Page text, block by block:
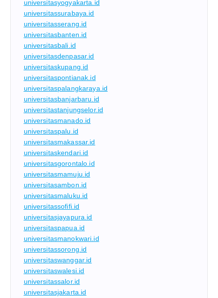
universitasyogyakarta.id
universitassurabaya.id
universitasserang.id
universitasbanten.id
universitasbali.id
universitasdenpasar.id
universitaskupang.id
universitaspontianak.id
universitaspalangkaraya.id
universitasbanjarbaru.id
universitastanjungselor.id
universitasmanado.id
universitaspalu.id
universitasmakassar.id
universitaskendari.id
universitasgorontalo.id
universitasmamuju.id
universitasambon.id
universitasmaluku.id
universitassofifi.id
universitasjayapura.id
universitaspapua.id
universitasmanokwari.id
universitassorong.id
universitaswanggar.id
universitaswalesi.id
universitassalor.id
universitasjakarta.id